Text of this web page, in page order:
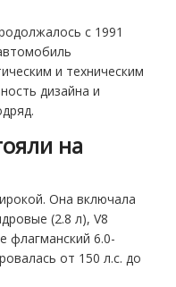
с 1991
и техническим
дизайна и
на
Она включала
(2.8 л), V8
флагманский 6.0-
от 150 л.с. до